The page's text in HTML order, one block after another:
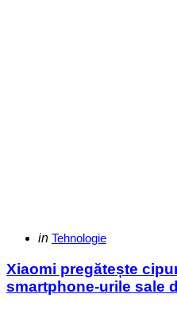
Categories
Posted
in Tehnologie
Xiaomi pregătește
smartphone-urile sale